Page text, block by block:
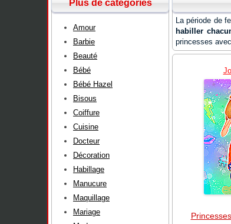
La période de
habiller
princesses
Princesses
Plus de catégories
Amour
Barbie
Beauté
Bébé
Bébé Hazel
Bisous
Coiffure
Cuisine
Docteur
Décoration
Habillage
Manucure
Maquillage
Mariage